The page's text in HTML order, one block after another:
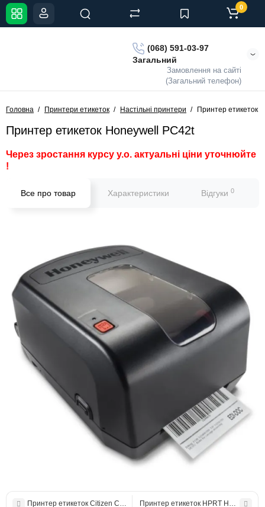
(068) 591-03-97
Загальний
Замовлення на сайті
(Загальний телефон)
0
Головна Принтери етикеток Настільні принтери Принтер етикеток
Принтер етикеток Honeywell PC42t
Через зростання курсу у.о. актуальні ціни уточнюйте
!
Все про товар Характеристики Відгуки 0
Принтер етикеток Citizen CL-S631Принтер етикеток HPRT HT300